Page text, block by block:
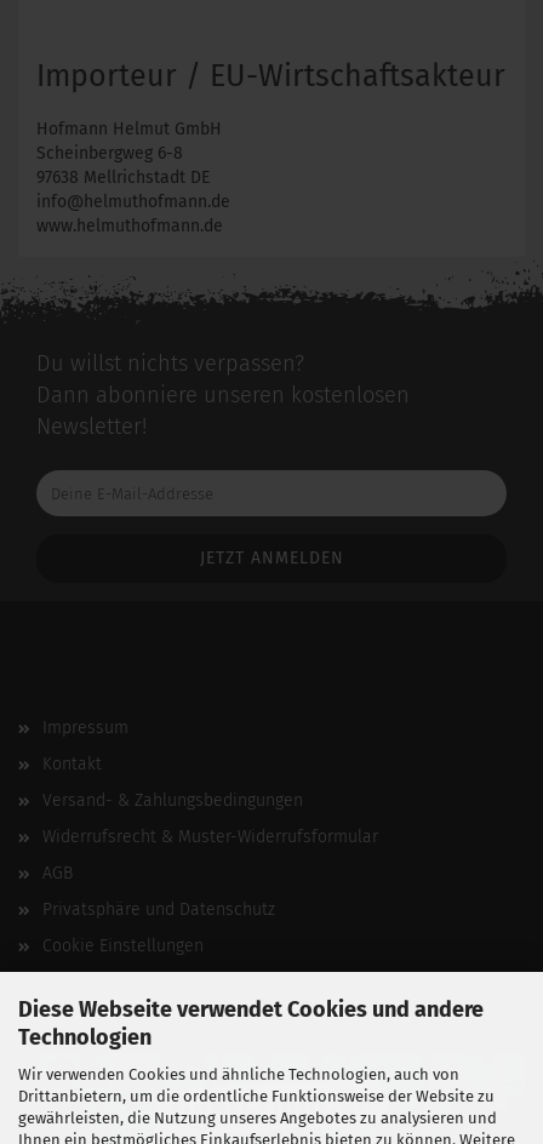
Diese Webseite verwendet Cookies und andere
Technologien
Wir verwenden Cookies und ähnliche Technologien, auch von
Drittanbietern, um die ordentliche Funktionsweise der Website zu
gewährleisten, die Nutzung unseres Angebotes zu analysieren und
Ihnen ein bestmögliches Einkaufserlebnis bieten zu können. Weitere
Importeur / EU-Wirtschaftsakteur
Hofmann Helmut GmbH
Scheinbergweg 6-8
97638 Mellrichstadt DE
info@helmuthofmann.de
www.helmuthofmann.de
Du willst nichts verpassen?
Dann abonniere unseren kostenlosen
Newsletter!
Deine
E-
Impressum
Kontakt
Versand- & Zahlungsbedingungen
Widerrufsrecht & Muster-Widerrufsformular
AGB
Privatsphäre und Datenschutz
Cookie Einstellungen
Vertrag widerrufen